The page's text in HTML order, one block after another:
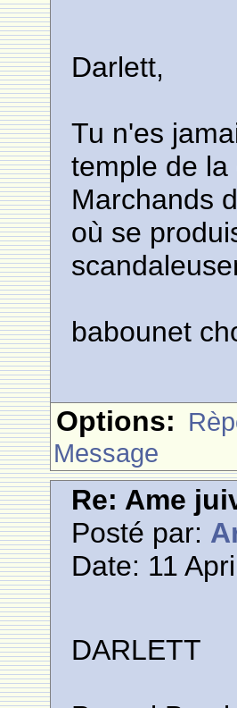
Darlett,
Tu n'es
temple de
Marchands
où se
babounet
Options:
Message
Re: Ame
Posté par:
Date: 11
DARLETT